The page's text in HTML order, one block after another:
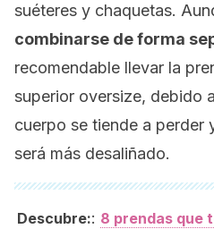
suéteres y chaquetas.
combinarse de forma
recomendable llevar la
superior oversize, debido
cuerpo se tiende a perder
será más desaliñado.
Descubre:: 8 prendas que